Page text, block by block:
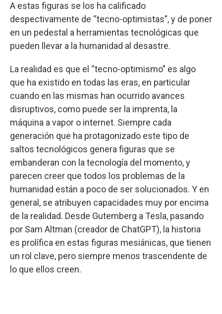
A estas figuras se los ha calificado
despectivamente de “tecno-optimistas”, y de poner
en un pedestal a herramientas tecnológicas que
pueden llevar a la humanidad al desastre.
La realidad es que el “tecno-optimismo” es algo
que ha existido en todas las eras, en particular
cuando en las mismas han ocurrido avances
disruptivos, como puede ser la imprenta, la
máquina a vapor o internet. Siempre cada
generación que ha protagonizado este tipo de
saltos tecnológicos genera figuras que se
embanderan con la tecnología del momento, y
parecen creer que todos los problemas de la
humanidad están a poco de ser solucionados. Y en
general, se atribuyen capacidades muy por encima
de la realidad. Desde Gutemberg a Tesla, pasando
por Sam Altman (creador de ChatGPT), la historia
es prolífica en estas figuras mesiánicas, que tienen
un rol clave, pero siempre menos trascendente de
lo que ellos creen.